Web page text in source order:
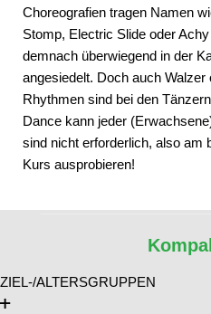
Choreografien tragen Namen
Stomp, Electric Slide oder
demnach überwiegend in der
angesiedelt. Doch auch
Rhythmen sind bei den
Dance kann jeder
sind nicht erforderlich, also am
Kurs ausprobieren!
ZIEL-/ALTERSGRUPPEN